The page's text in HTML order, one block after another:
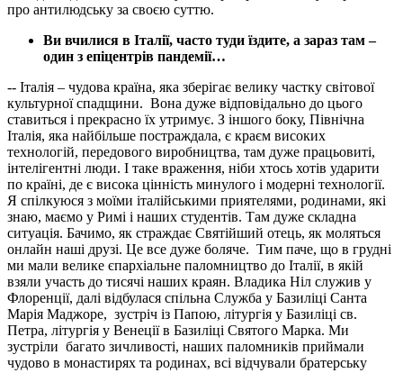
про антилюдську за своєю суттю.
Ви вчилися в Італії, часто туди їздите, а зараз там –
один з епіцентрів пандемії…
-- Італія – чудова країна, яка зберігає велику частку світової
культурної спадщини. Вона дуже відповідально до цього
ставиться і прекрасно їх утримує. З іншого боку, Північна
Італія, яка найбільше постраждала, є краєм високих
технологій, передового виробництва, там дуже працьовиті,
інтелігентні люди. І таке враження, ніби хтось хотів ударити
по країні, де є висока цінність минулого і модерні технології.
Я cпілкуюся з моїми італійськими приятелями, родинами, які
знаю, маємо у Римі і наших студентів. Там дуже складна
ситуація. Бачимо, як страждає Святійший отець, як моляться
онлайн наші друзі. Це все дуже боляче. Тим паче, що в грудні
ми мали велике єпархіальне паломництво до Італії, в якій
взяли участь до тисячі наших краян. Владика Ніл служив у
Флоренції, далі відбулася спільна Служба у Базиліці Санта
Марія Маджоре, зустріч із Папою, літургія у Базиліці св.
Петра, літургія у Венеції в Базиліці Святого Марка. Ми
зустріли багато зичливості, наших паломників приймали
чудово в монастирях та родинах, всі відчували братерську